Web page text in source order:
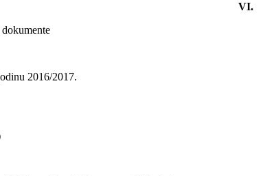
VI.
2016/2017.